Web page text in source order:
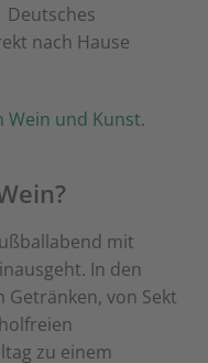
Deutsches
nach Hause
Wein und Kunst.
mit
In den
Getränken, von Sekt
zu einem